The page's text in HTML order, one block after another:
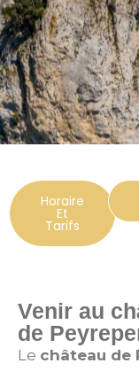
Horaire
Et
Tarifs
Venir au
de
Le château de